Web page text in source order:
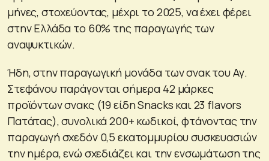
μήνες, στοχεύοντας, μέχρι το 2025, να έχει φέρει
στην Ελλάδα το 60% της παραγωγής των
αναψυκτικών.
Ήδη, στην παραγωγική μονάδα των σνακ του Αγ.
Στεφάνου παράγονται σήμερα 42 μάρκες
προϊόντων σνακς (19 είδη Snacks και 23 flavors
Πατάτας), συνολικά 200+ κωδικοί, φτάνοντας την
παραγωγή σχεδόν 0,5 εκατομμυρίου συσκευασιών
την ημέρα, ενώ σχεδιάζει και την ενσωμάτωση της